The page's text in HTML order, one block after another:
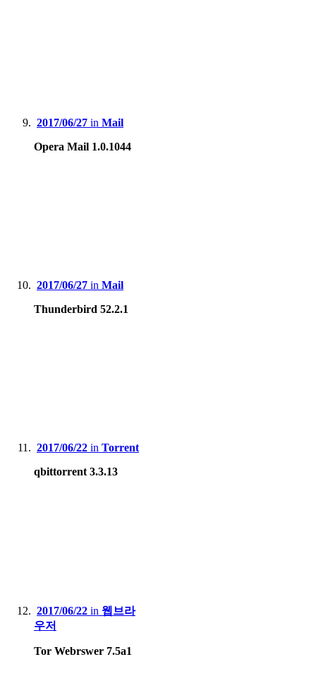
2017/06/27 in Mail
Opera Mail 1.0.1044
2017/06/27 in Mail
Thunderbird 52.2.1
2017/06/22 in Torrent
qbittorrent 3.3.13
2017/06/22 in 웹브라
우저
Tor Webrswer 7.5a1